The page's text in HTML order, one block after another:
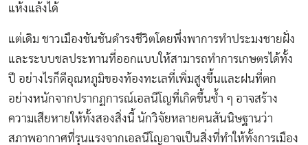
แห้งแล้งได้
แต่เดิม ชาวเมืองชันชันดำรงชีวิตโดยพึ่งพาการทำประมงชายฝั่ง
และระบบชลประทานที่ออกแบบให้สามารถทำการเกษตรได้ทั้ง
ปี อย่างไรก็ดีอุณหภูมิของท้องทะเลที่เพิ่มสูงขึ้นและฝนที่ตก
อย่างหนักจากปรากฏการณ์เอลนีโญที่เกิดขึ้นซ้ำ ๆ อาจสร้าง
ความเสียหายให้ทั้งสองสิ่งนี้ นักวิจัยหลายคนสันนิษฐานว่า
สภาพอากาศที่รุนแรงจากเอลนีโญอาจเป็นสิ่งที่ทำให้ทั้งการเมือง